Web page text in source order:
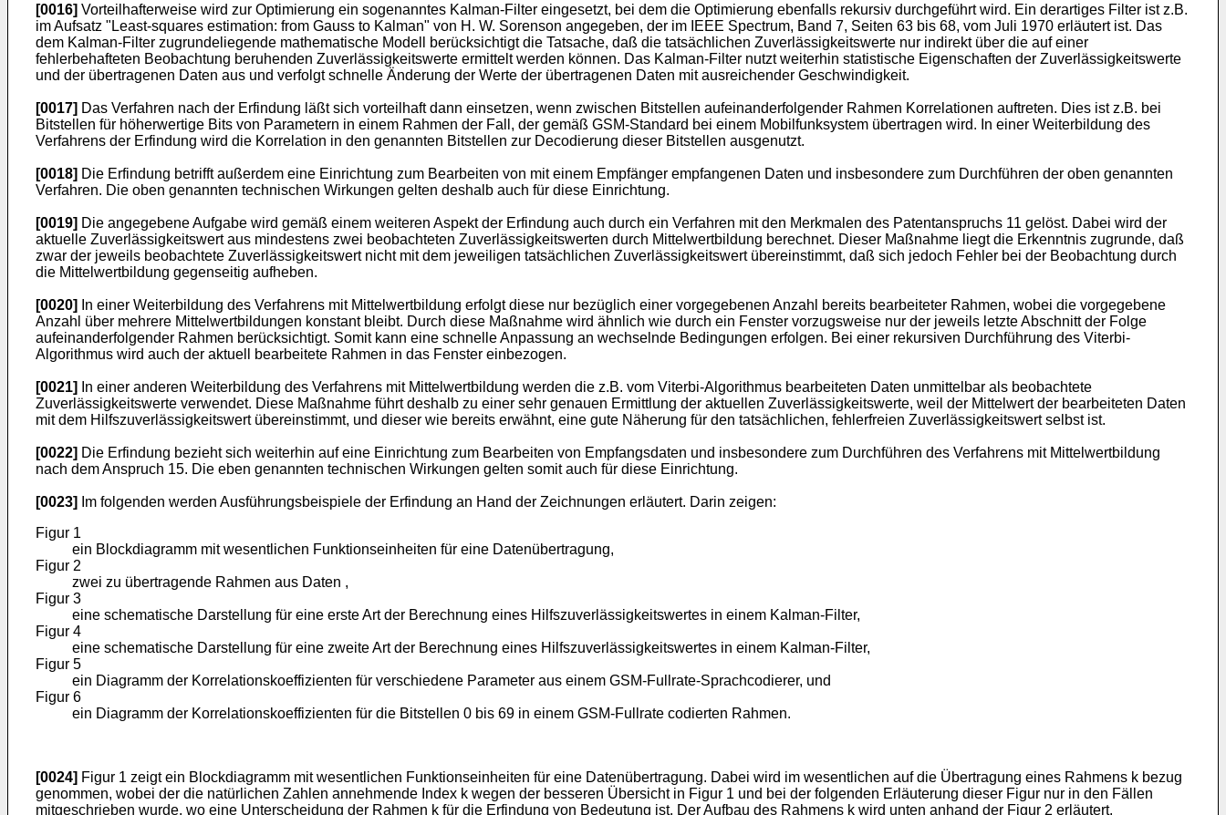
[0016] Vorteilhafterweise wird zur Optimierung ein sogenanntes Kalman-Filter eingesetzt, bei dem die Optimierung ebenfalls rekursiv durchgeführt wird. Ein derartiges Filter ist z.B.
im Aufsatz "Least-squares estimation: from Gauss to Kalman" von H. W. Sorenson angegeben, der im IEEE Spectrum, Band 7, Seiten 63 bis 68, vom Juli 1970 erläutert ist. Das
dem Kalman-Filter zugrundeliegende mathematische Modell berücksichtigt die Tatsache, daß die tatsächlichen Zuverlässigkeitswerte nur indirekt über die auf einer
fehlerbehafteten Beobachtung beruhenden Zuverlässigkeitswerte ermittelt werden können. Das Kalman-Filter nutzt weiterhin statistische Eigenschaften der Zuverlässigkeitswerte
und der übertragenen Daten aus und verfolgt schnelle Änderung der Werte der übertragenen Daten mit ausreichender Geschwindigkeit.
[0017] Das Verfahren nach der Erfindung läßt sich vorteilhaft dann einsetzen, wenn zwischen Bitstellen aufeinanderfolgender Rahmen Korrelationen auftreten. Dies ist z.B. bei
Bitstellen für höherwertige Bits von Parametern in einem Rahmen der Fall, der gemäß GSM-Standard bei einem Mobilfunksystem übertragen wird. In einer Weiterbildung des
Verfahrens der Erfindung wird die Korrelation in den genannten Bitstellen zur Decodierung dieser Bitstellen ausgenutzt.
[0018] Die Erfindung betrifft außerdem eine Einrichtung zum Bearbeiten von mit einem Empfänger empfangenen Daten und insbesondere zum Durchführen der oben genannten
Verfahren. Die oben genannten technischen Wirkungen gelten deshalb auch für diese Einrichtung.
[0019] Die angegebene Aufgabe wird gemäß einem weiteren Aspekt der Erfindung auch durch ein Verfahren mit den Merkmalen des Patentanspruchs 11 gelöst. Dabei wird der
aktuelle Zuverlässigkeitswert aus mindestens zwei beobachteten Zuverlässigkeitswerten durch Mittelwertbildung berechnet. Dieser Maßnahme liegt die Erkenntnis zugrunde, daß
zwar der jeweils beobachtete Zuverlässigkeitswert nicht mit dem jeweiligen tatsächlichen Zuverlässigkeitswert übereinstimmt, daß sich jedoch Fehler bei der Beobachtung durch
die Mittelwertbildung gegenseitig aufheben.
[0020]
In einer Weiterbildung des Verfahrens mit Mittelwertbildung erfolgt diese nur bezüglich einer vorgegebenen Anzahl bereits bearbeiteter Rahmen, wobei die vorgegebene
Anzahl über mehrere Mittelwertbildungen konstant bleibt. Durch diese Maßnahme wird ähnlich wie durch ein Fenster vorzugsweise nur der jeweils letzte Abschnitt der Folge
aufeinanderfolgender Rahmen berücksichtigt. Somit kann eine schnelle Anpassung an wechselnde Bedingungen erfolgen. Bei einer rekursiven Durchführung des Viterbi-
Algorithmus wird auch der aktuell bearbeitete Rahmen in das Fenster einbezogen.
[0021]
In einer anderen Weiterbildung des Verfahrens mit Mittelwertbildung werden die z.B. vom Viterbi-Algorithmus bearbeiteten Daten unmittelbar als beobachtete
Zuverlässigkeitswerte verwendet. Diese Maßnahme führt deshalb zu einer sehr genauen Ermittlung der aktuellen Zuverlässigkeitswerte, weil der Mittelwert der bearbeiteten Daten
mit dem Hilfszuverlässigkeitswert übereinstimmt, und dieser wie bereits erwähnt, eine gute Näherung für den tatsächlichen, fehlerfreien Zuverlässigkeitswert selbst ist.
[0022] Die Erfindung bezieht sich weiterhin auf eine Einrichtung zum Bearbeiten von Empfangsdaten und insbesondere zum Durchführen des Verfahrens mit Mittelwertbildung
nach dem Anspruch 15. Die eben genannten technischen Wirkungen gelten somit auch für diese Einrichtung.
[0023]
Im folgenden werden Ausführungsbeispiele der Erfindung an Hand der Zeichnungen erläutert. Darin zeigen:
Figur 1
ein Blockdiagramm mit wesentlichen Funktionseinheiten für eine Datenübertragung,
Figur 2
zwei zu übertragende Rahmen aus Daten ,
Figur 3
eine schematische Darstellung für eine erste Art der Berechnung eines Hilfszuverlässigkeitswertes in einem Kalman-Filter,
Figur 4
eine schematische Darstellung für eine zweite Art der Berechnung eines Hilfszuverlässigkeitswertes in einem Kalman-Filter,
Figur 5
ein Diagramm der Korrelationskoeffizienten für verschiedene Parameter aus einem GSM-Fullrate-Sprachcodierer, und
Figur 6
ein Diagramm der Korrelationskoeffizienten für die Bitstellen 0 bis 69 in einem GSM-Fullrate codierten Rahmen.
[0024] Figur 1 zeigt ein Blockdiagramm mit wesentlichen Funktionseinheiten für eine Datenübertragung. Dabei wird im wesentlichen auf die Übertragung eines Rahmens k bezug
genommen, wobei der die natürlichen Zahlen annehmende Index k wegen der besseren Übersicht in Figur 1 und bei der folgenden Erläuterung dieser Figur nur in den Fällen
mitgeschrieben wurde, wo eine Unterscheidung der Rahmen k für die Erfindung von Bedeutung ist. Der Aufbau des Rahmens k wird unten anhand der Figur 2 erläutert.